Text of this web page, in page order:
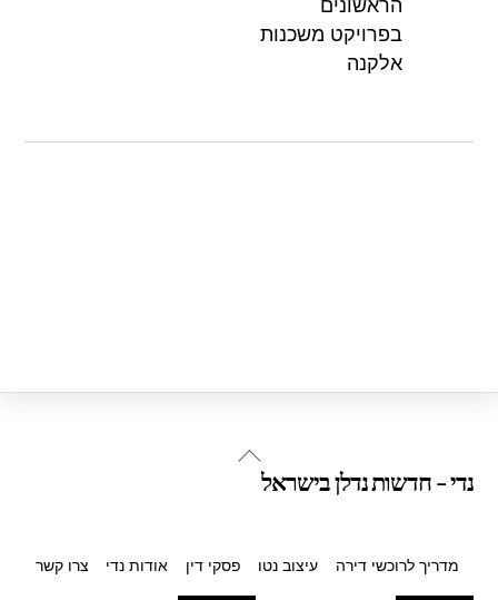
הראשונים
בפרויקט משכנות
אלקנה
Back
נדי - חדשות נדלן בישראל
מדריך לרוכשי דירה עיצוב נטו פסקי דין אודות נדי צרו קשר